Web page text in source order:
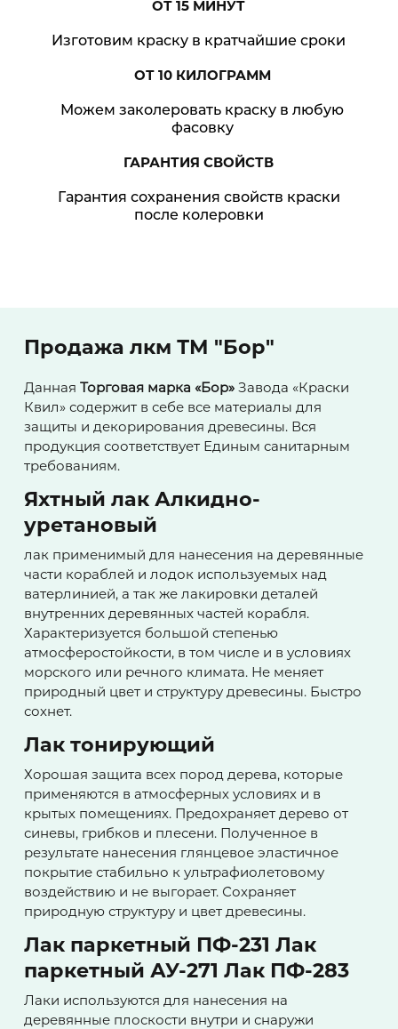
ОТ 15 МИНУТ
Изготовим краску в кратчайшие сроки
ОТ 10КИЛОГРАММ
Можем заколеровать краску в любую
фасовку
ГАРАНТИЯ СВОЙСТВ
Гарантия сохранения свойств краски
после колеровки
Продажа лкм ТМ "Бор"
Данная Торговая марка «Бор»Завода «Краски
Квил» содержит в себе все материалы для
защиты и декорирования древесины. Вся
продукция соответствует Единым санитарным
требованиям.
Яхтный лак Алкидно-
уретановый
лак применимый для нанесения на деревянные
части кораблей и лодок используемых над
ватерлинией, а так же лакировки деталей
внутренних деревянных частей корабля.
Характеризуется большой степенью
атмосферостойкости, в том числе и в условиях
морского или речного климата. Не меняет
природный цвет и структуру древесины. Быстро
сохнет.
Лак тонирующий
Хорошая защита всех пород дерева, которые
применяются в атмосферных условиях и в
крытых помещениях. Предохраняет дерево от
синевы, грибков и плесени. Полученное в
результате нанесения глянцевое эластичное
покрытие стабильно к ультрафиолетовому
воздействию и не выгорает. Сохраняет
природную структуру и цвет древесины.
Лак паркетный ПФ-231 Лак
паркетный АУ-271 Лак ПФ-283
Лаки используются для нанесения на
деревянные плоскости внутри и снаружи